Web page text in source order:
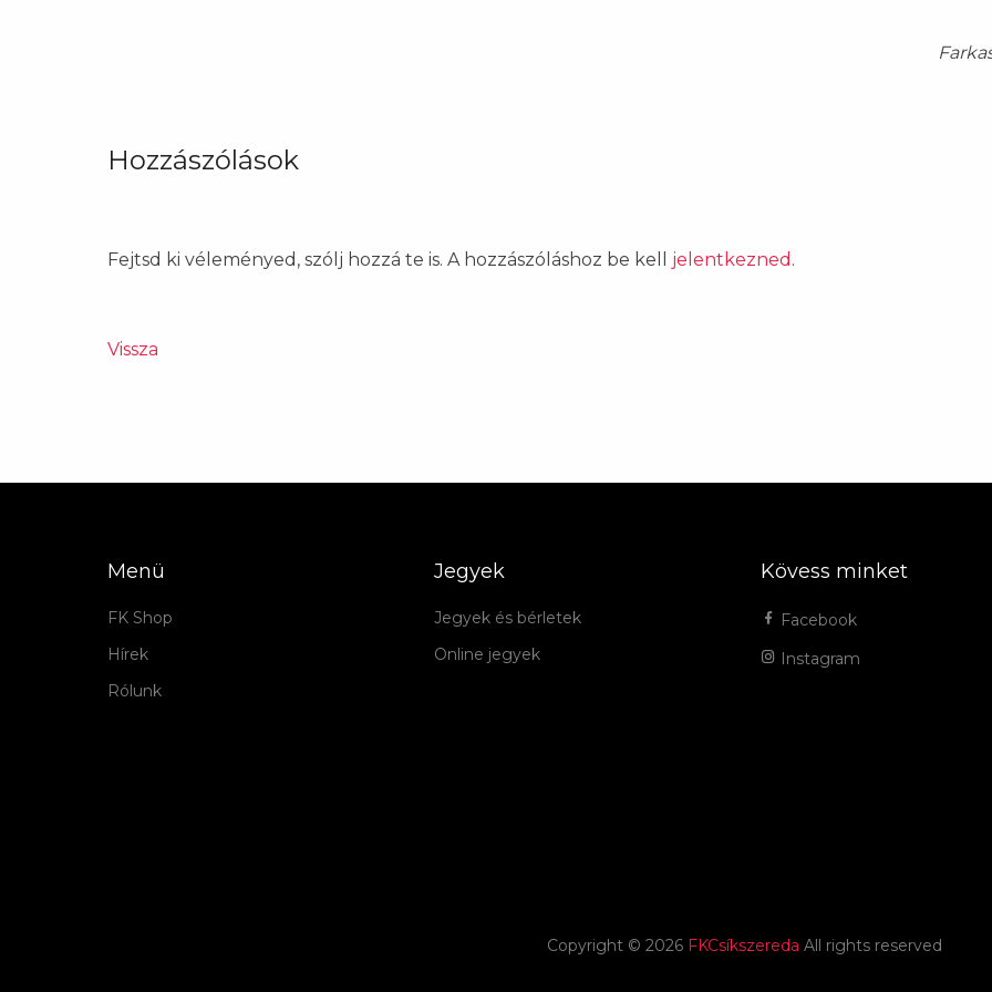
Hozzászólások
Fejtsd ki véleményed, szólj hozzá te is. A hozzászóláshoz be kell jelentkezned .
Vissza
Menü
FK Shop
Hírek
Rólunk
Jegyek
Jegyek és bérletek
Online jegyek
Kövess minket
Facebook
Instagram
Copyright © 2026 FKCsíkszereda All rights reserved